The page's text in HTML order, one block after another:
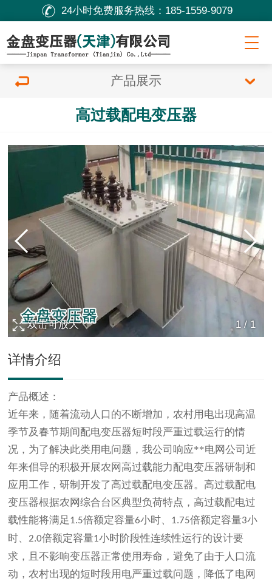
24小时免费服务热线： 185-1559-9079
产品展示
高过载配电变压器
1/ 1
双击可放大
详情介绍
产品概述：
近年来，随着流动人口的不断增加，农村用电出现高温
季节及春节期间配电变压器短时段严重过载运行的情
况，为了解决此类用电问题，我公司响应**电网公司近
年来倡导的积极开展农网高过载能力配电变压器研制和
应用工作，研制开发了高过载配电变压器。高过载配电
变压器根据农网综合台区典型负荷特点，高过载配电过
载性能将满足1.5倍额定容量6小时、 1.75倍额定容量3小
时、2.0倍额定容量1小时阶段性连续性运行的设计要
求，且不影响变压器正常使用寿命，避免了由于人口流
动，农村出现的短时段用电严重过载问题，降低了电网